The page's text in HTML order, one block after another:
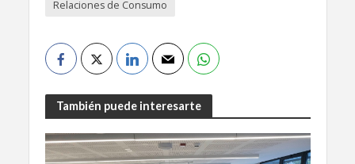
Relaciones de Consumo
También puede interesarte